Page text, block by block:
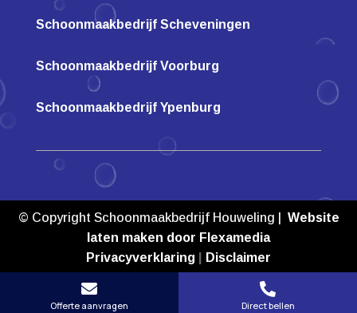
Schoonmaakbedrijf Scheveningen
Schoonmaakbedrijf Voorburg
Schoonmaakbedrijf Ypenburg
© Copyright Schoonmaakbedrijf Houweling | Website
laten maken door Flexamedia
Privacyverklaring
Disclaimer

Offerte aanvragen

Direct bellen